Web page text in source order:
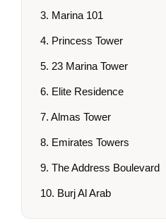
3. Marina 101
4. Princess Tower
5. 23 Marina Tower
6. Elite Residence
7. Almas Tower
8. Emirates Towers
9. The Address Boulevard
10. Burj Al Arab